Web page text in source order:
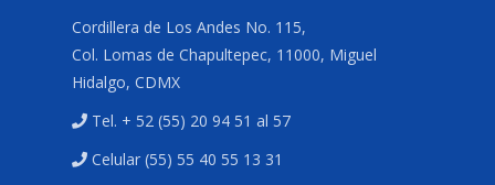
Cordillera de Los Andes No. 115,
Col. Lomas de Chapultepec, 11000, Miguel
Hidalgo, CDMX
Tel. + 52 (55) 20 94 51 al 57
Celular (55) 55 40 55 13 31